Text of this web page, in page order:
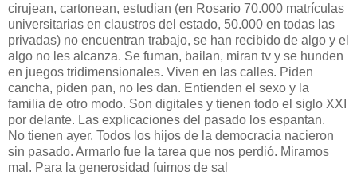
cirujean, cartonean, estudian (en Rosario 70.000 matrículas
universitarias en claustros del estado, 50.000 en todas las
privadas) no encuentran trabajo, se han recibido de algo y el
algo no les alcanza. Se fuman, bailan, miran tv y se hunden
en juegos tridimensionales. Viven en las calles. Piden
cancha, piden pan, no les dan. Entienden el sexo y la
familia de otro modo. Son digitales y tienen todo el siglo XXI
por delante. Las explicaciones del pasado los espantan.
No tienen ayer. Todos los hijos de la democracia nacieron
sin pasado. Armarlo fue la tarea que nos perdió. Miramos
mal. Para la generosidad fuimos de sal